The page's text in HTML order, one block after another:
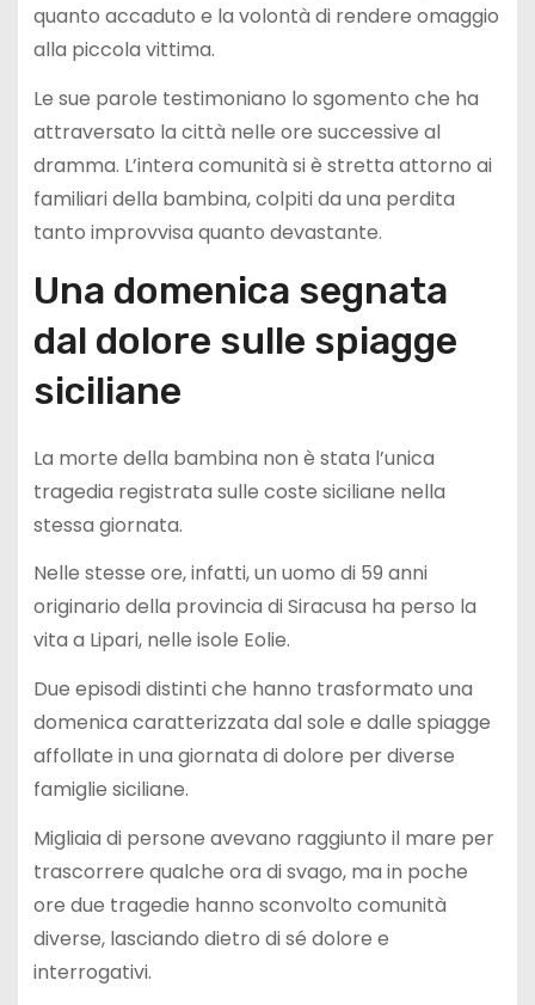
quanto accaduto e la volontà di rendere omaggio
alla piccola vittima.
Le sue parole testimoniano lo sgomento che ha
attraversato la città nelle ore successive al
dramma. L’intera comunità si è stretta attorno ai
familiari della bambina, colpiti da una perdita
tanto improvvisa quanto devastante.
Una domenica segnata
dal dolore sulle spiagge
siciliane
La morte della bambina non è stata l’unica
tragedia registrata sulle coste siciliane nella
stessa giornata.
Nelle stesse ore, infatti, un uomo di 59 anni
originario della provincia di Siracusa ha perso la
vita a Lipari, nelle isole Eolie.
Due episodi distinti che hanno trasformato una
domenica caratterizzata dal sole e dalle spiagge
affollate in una giornata di dolore per diverse
famiglie siciliane.
Migliaia di persone avevano raggiunto il mare per
trascorrere qualche ora di svago, ma in poche
ore due tragedie hanno sconvolto comunità
diverse, lasciando dietro di sé dolore e
interrogativi.